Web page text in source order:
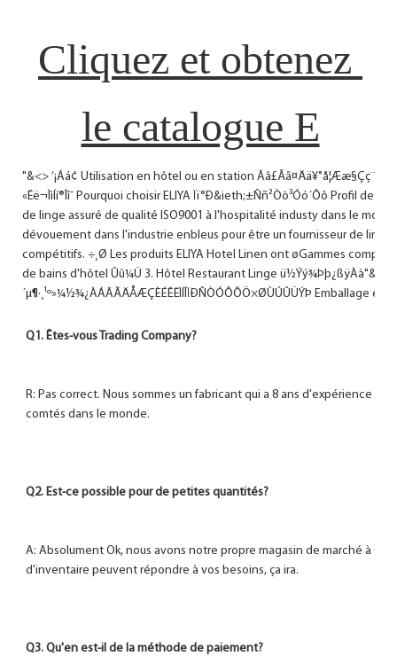
Cliquez et obtenez
"&<> ’¡Áá¢ Utilisation en hôtel ou en station
«Ëë¬Ìì­Íí®Îî¯ Pourquoi choisir ELIYA Ïï°Ð&ieth;±Ññ²Òò³Óó´Ôô Profil de
de linge assuré de qualité ISO9001 à l'hospitalité industy dans le
dévouement dans l'industrie enbleus pour être un fournisseur de
compétitifs. ÷¸Ø Les produits ELIYA Hotel Linen ont øGammes
de bains d'hôtel Ûû¼Ü 3. Hôtel Restaurant Linge ü½Ýý¾Þþ¿ßÿÀà"&<>
´µ¶·¸¹º»¼½¾¿ÀÁÂÃÄÅÆÇÈÉÊËÌÍÎÏÐÑÒÓÔÕÖ×ØÙÚÛÜÝÞ Emballage
R: Pas correct. Nous sommes un fabricant qui a 8 ans d'expérience
A: Absolument Ok, nous avons notre propre magasin de marché à